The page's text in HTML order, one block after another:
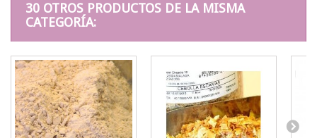
30 OTROS PRODUCTOS DE LA MISMA
CATEGORÍA: